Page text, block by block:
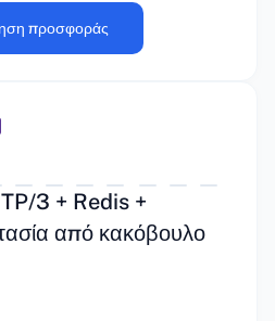
προσφοράς
3 + Redis +
από κακόβουλο